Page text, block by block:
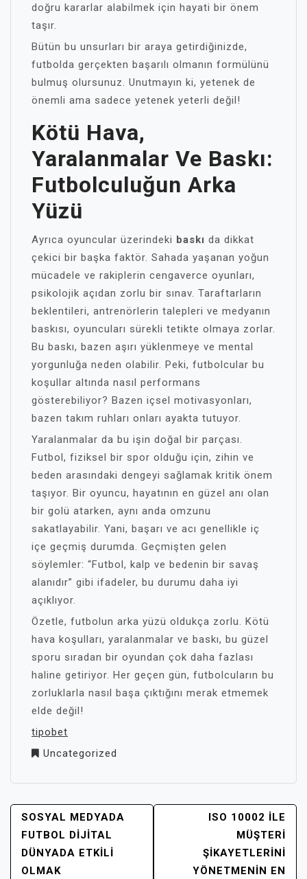
doğru kararlar alabilmek için hayati bir önem
taşır.
Bütün bu unsurları bir araya getirdiğinizde,
futbolda gerçekten başarılı olmanın formülünü
bulmuş olursunuz. Unutmayın ki, yetenek de
önemli ama sadece yetenek yeterli değil!
Kötü Hava,
Yaralanmalar Ve Baskı:
Futbolculuğun Arka
Yüzü
Ayrıca oyuncular üzerindeki baskı da dikkat
çekici bir başka faktör. Sahada yaşanan yoğun
mücadele ve rakiplerin cengaverce oyunları,
psikolojik açıdan zorlu bir sınav. Taraftarların
beklentileri, antrenörlerin talepleri ve medyanın
baskısı, oyuncuları sürekli tetikte olmaya zorlar.
Bu baskı, bazen aşırı yüklenmeye ve mental
yorgunluğa neden olabilir. Peki, futbolcular bu
koşullar altında nasıl performans
gösterebiliyor? Bazen içsel motivasyonları,
bazen takım ruhları onları ayakta tutuyor.
Yaralanmalar da bu işin doğal bir parçası.
Futbol, fiziksel bir spor olduğu için, zihin ve
beden arasındaki dengeyi sağlamak kritik önem
taşıyor. Bir oyuncu, hayatının en güzel anı olan
bir golü atarken, aynı anda omzunu
sakatlayabilir. Yani, başarı ve acı genellikle iç
içe geçmiş durumda. Geçmişten gelen
söylemler: “Futbol, kalp ve bedenin bir savaş
alanıdır” gibi ifadeler, bu durumu daha iyi
açıklıyor.
Özetle, futbolun arka yüzü oldukça zorlu. Kötü
hava koşulları, yaralanmalar ve baskı, bu güzel
sporu sıradan bir oyundan çok daha fazlası
haline getiriyor. Her geçen gün, futbolcuların bu
zorluklarla nasıl başa çıktığını merak etmemek
elde değil!
tipobet
Uncategorized
YAZI
GEZINMESI
SOSYAL MEDYADA
FUTBOL DIJITAL
DÜNYADA ETKILI
OLMAK
ISO 10002 ILE
MÜŞTERI
ŞIKAYETLERINI
YÖNETMENIN EN